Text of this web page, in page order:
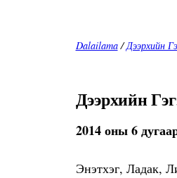
Dalailama/Дээрхийн
Дээрхийн
2014 оны 6
Энэтхэг, Ладак,